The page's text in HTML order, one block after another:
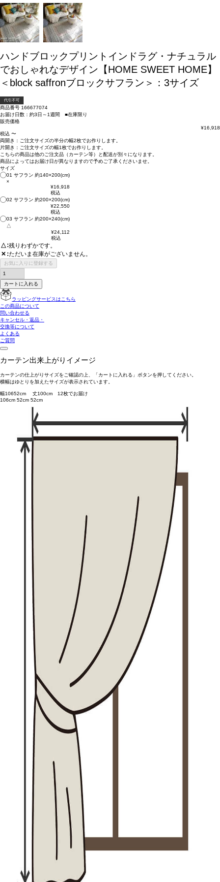
ハンドブロックプリントインドラグ・ナチュラル
でおしゃれなデザイン【HOME SWEET HOME】
＜block saffronブロックサフラン＞：3サイズ
代引不可
商品番号 166677074
お届け日数：約3日～1週間 ■在庫限り
販売価格
¥16,918
税込 〜
両開き： ご注文サイズの半分の幅2枚でお作りします。
片開き： ご注文サイズの幅1枚でお作りします。
こちらの商品は他のご注文品（カーテン等）と配送が別々 になります。
商品によってはお届け日が異なりますので予めご了承くださいませ。
サイズ
01 サフラン 約140×200(cm)
×
¥16,918
税込
02 サフラン 約200×200(cm)
¥22,550
税込
03 サフラン 約200×240(cm)
△
¥24,112
税込
△ 残りわずかです。
✕ ただいま在庫がございません。
お気に入りに登録する
カートに入れる
ラッピングサービスはこちら
この商品について
問い合わせる
キャンセル・返品・
交換等について
よくある
ご質問
カーテン出来上がりイメージ
カーテンの仕上がりサイズをご確認の上、「カートに入れる」ボタンを押してください。
横幅はゆとりを加えたサイズが表示されています。
幅10652cm 丈100cm 12枚でお届け
106cm 52cm 52cm